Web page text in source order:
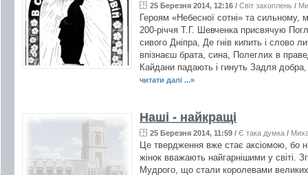
25 Березня 2014, 12:16 / Світ захоплень /
Героям «Небесної сотні» та сильному,
200-річчя Т.Г. Шевченка присвячую
сивого Дніпра, Де гнів кипить і слово
впізнаєш брата, сина, Полеглих в
Кайдани падають і гинуть Задля
читати далі ...»
Наші - найкращі
25 Березня 2014, 11:59 / Є така думка /
Це твердження вже стає аксіомою, бо
жінок вважають найгарнішими у світі.
Мудрого, що стали королевами